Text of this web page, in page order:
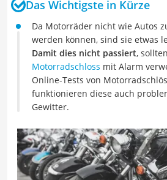
Das Wichtigste in Kürze
Da Motorräder nicht wie Autos
werden können, sind sie etwas
Damit dies nicht passiert,
Motorradschloss mit Alarm
Online-Tests von
funktionieren diese auch
Gewitter.